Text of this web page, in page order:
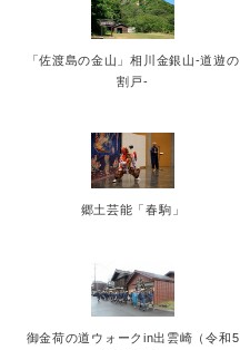
「佐渡島の金山」相川金銀山-道遊の
割戸-
郷土芸能「春駒」
御金荷の道ウォークin出雲崎（令和5